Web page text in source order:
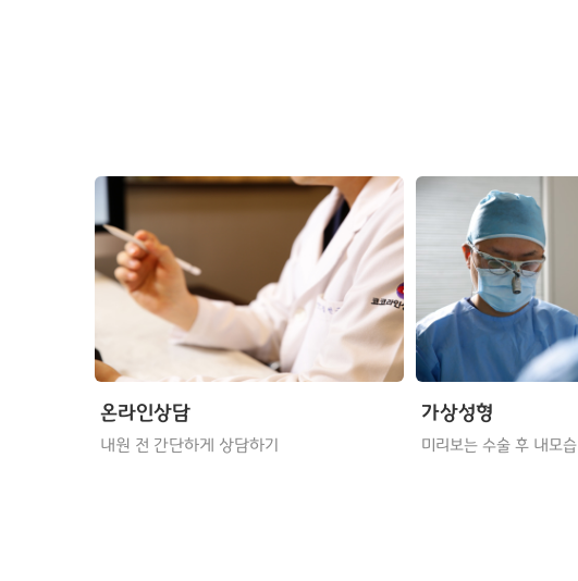
온라인상담
내원 전 간단하게 상담하기
가상성형
미리보는 수술 후 내모습